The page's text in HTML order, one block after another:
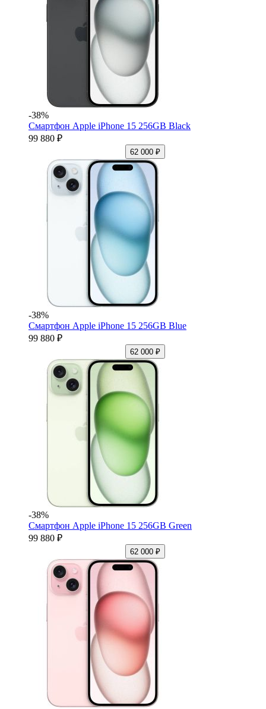
-38%
Смартфон Apple iPhone 15 256GB Black
99 880 ₽
62 000 ₽
-38%
Смартфон Apple iPhone 15 256GB Blue
99 880 ₽
62 000 ₽
-38%
Смартфон Apple iPhone 15 256GB Green
99 880 ₽
62 000 ₽